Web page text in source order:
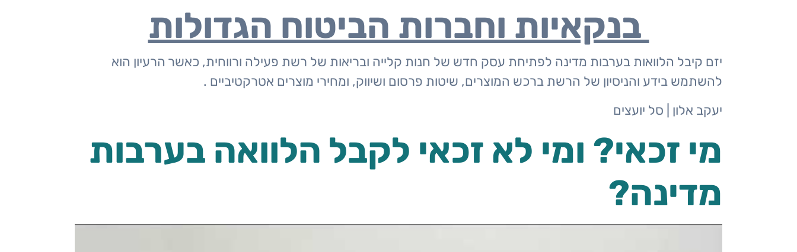
פרטי
מחשבון
משכנתא
פשוט
משכנתא
בנקאיות וחברות הביטוח הגדולות
יזם קיבל הלוואות בערבות מדינה לפתיחת עסק חדש של חנות קלייה ובריאות של רשת פעילה ורווחית, כאשר הרעיון הוא
להשתמש בידע והניסיון של הרשת ברכש המוצרים, שיטות פרסום ושיווק, ומחירי מוצרים אטרקטיביים .
יעקב אלון | סל יועצים
מי זכאי? ומי לא זכאי לקבל הלוואה בערבות
מדינה?